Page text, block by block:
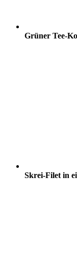
Grüner Tee-
Skrei-Filet in